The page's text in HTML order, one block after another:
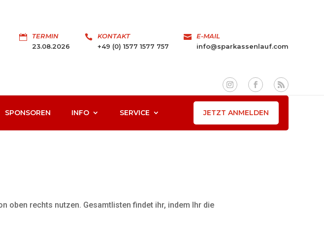

TERMIN
23.08.2026

KONTAKT
+49 (0) 1577 1577 757

E-MAIL
info@sparkassenlauf.com
SPONSOREN INFO SERVICE JETZT ANMELDEN
oben rechts nutzen. Gesamtlisten findet ihr, indem Ihr die